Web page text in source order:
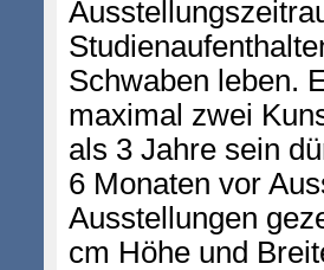
Schwaben leben.
maximal zwei
als 3 Jahre sein
6 Monaten vor
Ausstellungen
cm Höhe und